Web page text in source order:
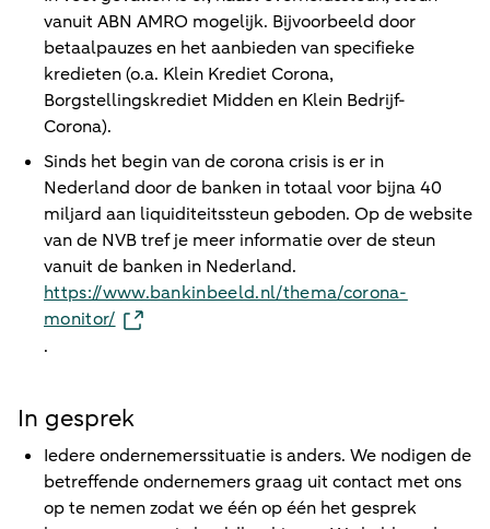
vanuit ABN AMRO mogelijk. Bijvoorbeeld door
betaalpauzes en het aanbieden van specifieke
kredieten (o.a. Klein Krediet Corona,
Borgstellingskrediet Midden en Klein Bedrijf-
Corona).
Sinds het begin van de corona crisis is er in
Nederland door de banken in totaal voor bijna 40
miljard aan liquiditeitssteun geboden. Op de website
van de NVB tref je meer informatie over de steun
vanuit de banken in Nederland.
https://www.bankinbeeld.nl/thema/corona-
monitor/
.
In gesprek
Iedere ondernemerssituatie is anders. We nodigen de
betreffende ondernemers graag uit contact met ons
op te nemen zodat we één op één het gesprek